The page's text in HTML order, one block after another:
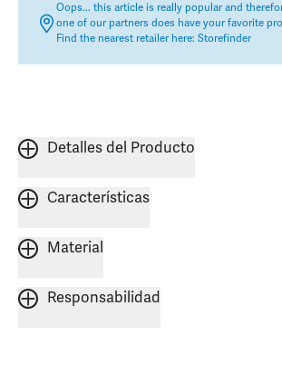
Oops... this article is really popular and
one of our partners does have your favorite
Find the nearest retailer here: Storefinder
Detalles del Producto
Características
Material
Responsabilidad